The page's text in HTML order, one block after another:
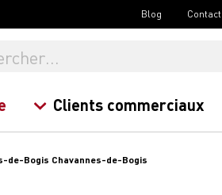
Blog Contact
Clients commerciaux
de-Bogis Chavannes-de-Bogis